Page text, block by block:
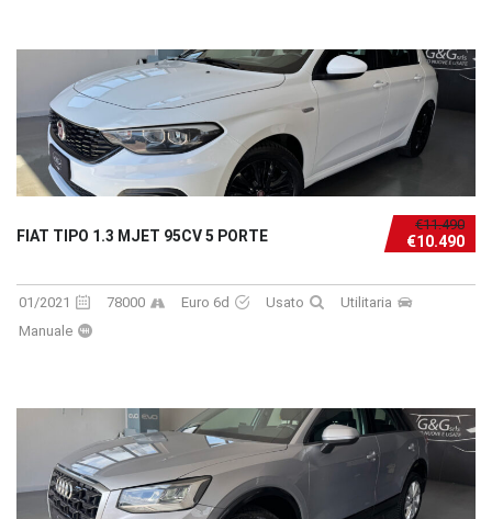
€11.490
€10.490
FIAT TIPO 1.3 MJET 95CV 5 PORTE
01/2021 78000 Euro 6d Usato
Utilitaria
Manuale